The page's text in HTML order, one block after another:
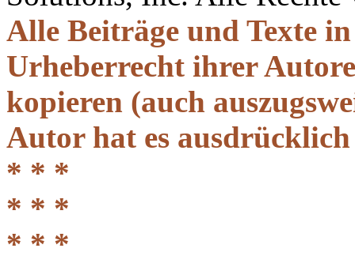
Alle Beiträge und Texte
Urheberrecht ihrer
kopieren (auch
Autor hat es
* * *
* * *
* * *